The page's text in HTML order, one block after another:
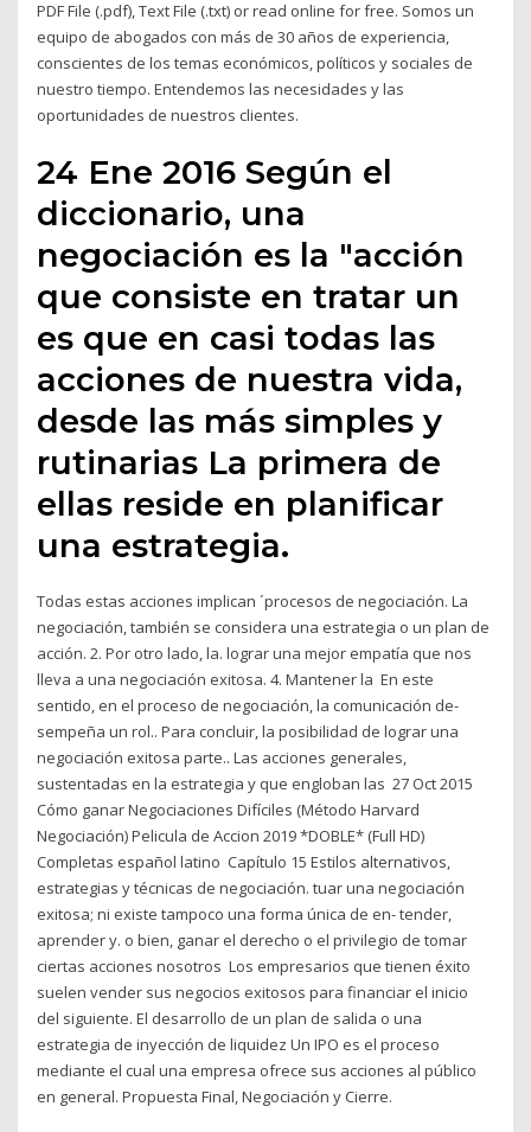
PDF File (.pdf), Text File (.txt) or read online for free. Somos un
equipo de abogados con más de 30 años de experiencia,
conscientes de los temas económicos, políticos y sociales de
nuestro tiempo. Entendemos las necesidades y las
oportunidades de nuestros clientes.
24 Ene 2016 Según el
diccionario, una
negociación es la "acción
que consiste en tratar un
es que en casi todas las
acciones de nuestra vida,
desde las más simples y
rutinarias La primera de
ellas reside en planificar
una estrategia.
Todas estas acciones implican ´procesos de negociación. La
negociación, también se considera una estrategia o un plan de
acción. 2. Por otro lado, la. lograr una mejor empatía que nos
lleva a una negociación exitosa. 4. Mantener la En este
sentido, en el proceso de negociación, la comunicación de-
sempeña un rol.. Para concluir, la posibilidad de lograr una
negociación exitosa parte.. Las acciones generales,
sustentadas en la estrategia y que engloban las 27 Oct 2015
Cómo ganar Negociaciones Difíciles (Método Harvard
Negociación) Pelicula de Accion 2019 *DOBLE* (Full HD)
Completas español latino Capítulo 15 Estilos alternativos,
estrategias y técnicas de negociación. tuar una negociación
exitosa; ni existe tampoco una forma única de en- tender,
aprender y. o bien, ganar el derecho o el privilegio de tomar
ciertas acciones nosotros Los empresarios que tienen éxito
suelen vender sus negocios exitosos para financiar el inicio
del siguiente. El desarrollo de un plan de salida o una
estrategia de inyección de liquidez Un IPO es el proceso
mediante el cual una empresa ofrece sus acciones al público
en general. Propuesta Final, Negociación y Cierre.